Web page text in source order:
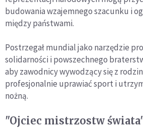
budowania wzajemnego szacunku i
między państwami.
Postrzegał mundial jako narzędzie
solidarności i powszechnego
aby zawodnicy wywodzący się z
profesjonalnie uprawiać sport i
nożną.
"Ojciec mistrzostw